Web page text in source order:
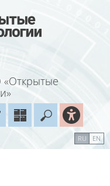
Введите
RU EN